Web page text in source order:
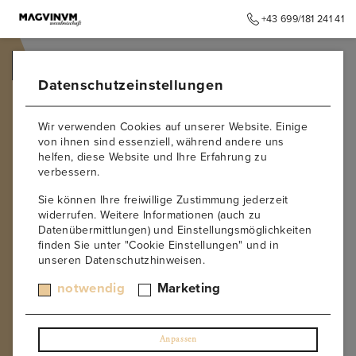
+43 699/181 241 41
Datenschutzeinstellungen
Wir verwenden Cookies auf unserer Website. Einige
von ihnen sind essenziell, während andere uns
helfen, diese Website und Ihre Erfahrung zu
verbessern.
Sie können Ihre freiwillige Zustimmung jederzeit
widerrufen. Weitere Informationen (auch zu
Datenübermittlungen) und Einstellungsmöglichkeiten
finden Sie unter "Cookie Einstellungen" und in
unseren Datenschutzhinweisen.
notwendig Marketing
Anpassen